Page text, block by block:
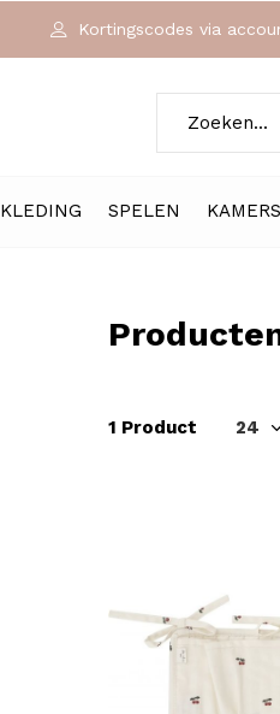
KLEDING SPELEN KAMERS
Kortingscodes via
1 Product